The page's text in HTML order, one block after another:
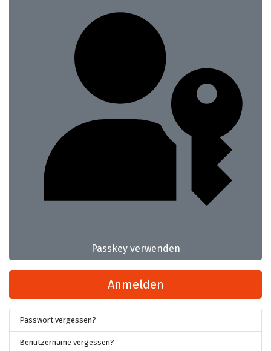
Passkey verwenden
Anmelden
Passwort vergessen?
Benutzername vergessen?